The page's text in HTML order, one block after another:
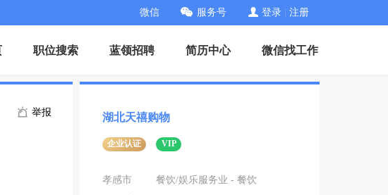
微信 服务号 登录 注册
职位搜索 蓝领招聘 简历中心 微信找工作
举报 湖北天禧购物
企业认证 VIP
孝感市
餐饮/娱乐服务业 - 餐饮